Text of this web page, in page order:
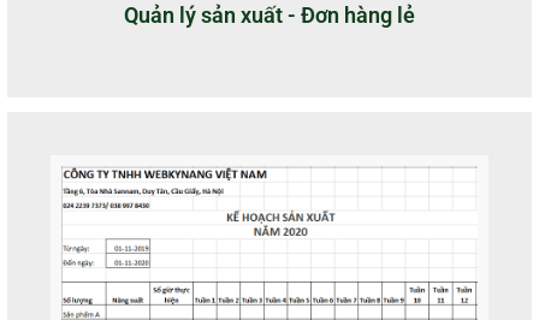
Quản lý sản xuất - Đơn hàng lẻ